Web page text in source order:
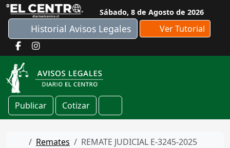
Skip to content
Sábado, 8 de Agosto de 2026
Historial Avisos Legales Ver Tutorial
Publicar Cotizar
Cart
Home
Remates REMATE JUDICIAL E-3245-2025